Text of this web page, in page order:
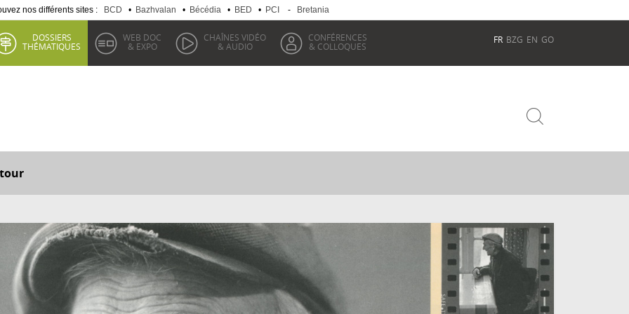
nos différents sites : BCD • Bazhvalan • Bécédia • BED • PCI - Bretania
DOSSIERS
THÉMATIQUES
WEB DOC
& EXPO
CHAÎNES VIDÉO
& AUDIO
CONFÉRENCES
& COLLOQUES
FR BZG EN GO